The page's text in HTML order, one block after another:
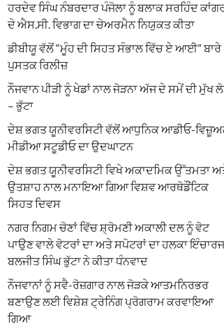
ਹਰਦੇਵ ਸਿੰਘ ਨੰਬਰਦਾਰ ਪੰਜੋਲਾ ਨੂੰ ਬਲਾਕ ਸਰਹਿੰਦ
ਦੇ ਐਸ.ਸੀ. ਵਿਭਾਗ ਦਾ ਚੇਅਰਮੈਨ ਨਿਯੁਕਤ ਕੀਤਾ
ਡੀਬੀਯੂ ਵੱਲੋਂ “ਮੂੰਹ ਦੀ ਸਿਹਤ ਸੰਭਾਲ ਵਿੱਚ ਏ ਆਈ” ਬਾਰੇ
ਪੁਸਤਕ ਰਿਲੀਜ਼
ਨੌਜਵਾਨ ਪੀੜੀ ਨੂੰ ਖੇਡਾਂ ਨਾਲ ਜੋੜਨਾ ਅੱਜ ਦੇ ਸਮੇਂ ਦੀ ਮੁੱਖ
– ਭੁੱਟਾ
ਦੇਸ਼ ਭਗਤ ਯੂਨੀਵਰਸਿਟੀ ਵੱਲੋਂ ਆਧੁਨਿਕ ਆਡੀਓ-
ਮੀਡੀਆ ਸਟੂਡੀਓ ਦਾ ਉਦਘਾਟਨ
ਦੇਸ਼ ਭਗਤ ਯੂਨੀਵਰਸਿਟੀ ਵਿਖੇ ਅਕਾਦਮਿਕ ਉੱਤਮਤਾ
ਉਤਸ਼ਾਹ ਨਾਲ ਮਨਾਇਆ ਗਿਆ ਵਿਸ਼ਵ ਆਰਥੋਡੌਂਟਿਕ
ਸਿਹਤ ਦਿਵਸ
ਨਗਰ ਨਿਗਮ ਚੋਣਾਂ ਵਿੱਚ ਸ਼੍ਰੋਮਣੀ ਅਕਾਲੀ ਦਲ ਨੂੰ ਵੋਟ
ਪਾਉਣ ਵਾਲੇ ਵੋਟਰਾਂ ਦਾ ਅਤੇ ਸਪੋਟਰਾਂ ਦਾ ਹਲਕਾ
ਬਲਜੀਤ ਸਿੰਘ ਭੁੱਟਾ ਨੇ ਕੀਤਾ ਧੰਨਵਾਦ
ਨੌਜਵਾਨਾਂ ਨੂੰ ਸਵੈ-ਰੋਜ਼ਗਾਰ ਨਾਲ ਜੋੜਕੇ ਆਤਮਨਿਰਭਰ
ਬਣਾਉਣ ਲਈ ਵਿਸ਼ੇਸ਼ ਟ੍ਰੇਨਿੰਗ ਪ੍ਰੋਗਰਾਮ ਕਰਵਾਇਆ
ਗਿਆ